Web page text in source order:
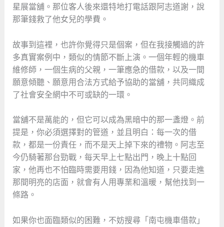
星展當舖。那位客人後來還特地打電話跟阿志道謝，說
那筆錢救了他女兒的學費。
故事到這裡，也許你覺得只是個案，但在我接觸過的許
多真實案例中，類似的情節不斷上演。一個年輕的機車
維修師，一個生病的父親，一筆應急的借款，以及一間
願意傾聽、願意用合法方式給予協助的當舖，共同織成
了社會安全網中不可或缺的一環。
當舖不是萬能的，但它可以成為黑暗中的那一盞燈。前
提是，你必須選擇對的管道，並且明白：每一次的借
款，都是一份責任，而不是天上掉下來的禮物。阿志至
今仍騎著那台勁戰，每天早上七點出門，晚上十點回
家，他再也不怕臨時需要用錢，因為他知道，只要走進
那間明亮的店面，就會有人用專業和溫暖，幫他找到一
條路。
如果你也面臨類似的困難，不妨搜尋「南屯機車借款」